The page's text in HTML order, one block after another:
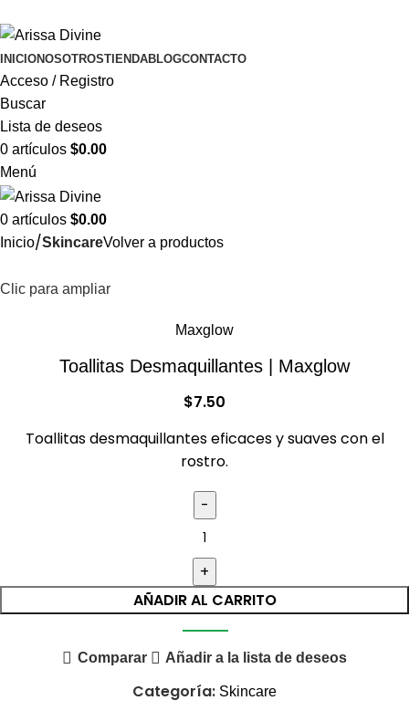
INICIONOSOTROSTIENDABLOGCONTACTO
Acceso / Registro
Buscar
Lista de deseos
0 artículos $0.00
Menú
0 artículos $0.00
Inicio SkincareVolver a productos
Clic para ampliar
Maxglow
Toallitas Desmaquillantes | Maxglow
$7.50
Toallitas desmaquillantes eficaces y suaves con el
rostro.
AÑADIR AL CARRITO
Comparar Añadir a la lista de deseos
Categoría: Skincare